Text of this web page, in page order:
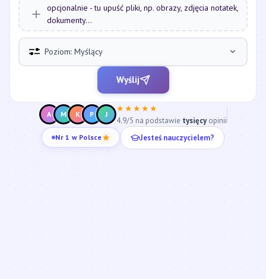
opcjonalnie - tu upuść pliki, np. obrazy, zdjęcia notatek,
dokumenty...
Poziom: Myślący
Wyślij
A M K P J
★★★★★
4.9/5 na podstawie tysięcyopinii
Nr 1 w Polsce Jesteś nauczycielem?